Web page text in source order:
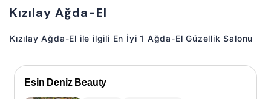
Kızılay Ağda-El
Kızılay Ağda-El ile ilgili En İyi 1 Ağda-El Güzellik Salonu
Esin Deniz Beauty